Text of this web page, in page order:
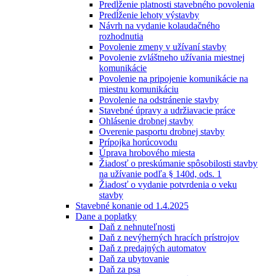
Predĺženie platnosti stavebného povolenia
Predĺženie lehoty výstavby
Návrh na vydanie kolaudačného
rozhodnutia
Povolenie zmeny v užívaní stavby
Povolenie zvláštneho užívania miestnej
komunikácie
Povolenie na pripojenie komunikácie na
miestnu komunikáciu
Povolenie na odstránenie stavby
Stavebné úpravy a udržiavacie práce
Ohlásenie drobnej stavby
Overenie pasportu drobnej stavby
Prípojka horúcovodu
Úprava hrobového miesta
Žiadosť o preskúmanie spôsobilosti stavby
na užívanie podľa § 140d, ods. 1
Žiadosť o vydanie potvrdenia o veku
stavby
Stavebné konanie od 1.4.2025
Dane a poplatky
Daň z nehnuteľnosti
Daň z nevýherných hracích prístrojov
Daň z predajných automatov
Daň za ubytovanie
Daň za psa